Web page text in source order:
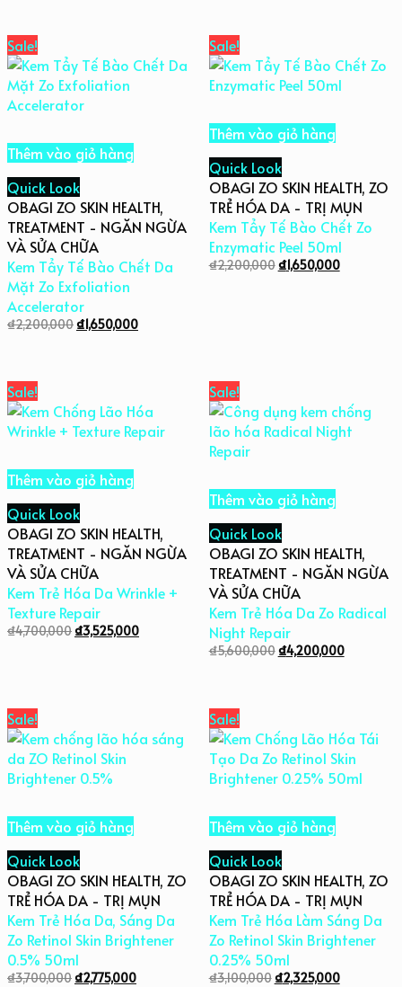
Sale!
Thêm vào giỏ hàng
Quick Look
OBAGI ZO SKIN HEALTH,
TREATMENT - NGĂN NGỪA
VÀ SỬA CHỮA
Kem Tẩy Tế Bào Chết Da
Mặt Zo Exfoliation
Accelerator
₫2,200,000₫1,650,000
Sale!
Thêm vào giỏ hàng
Quick Look
OBAGI ZO SKIN HEALTH, ZO
TRẺ HÓA DA - TRỊ MỤN
Kem Tẩy Tế Bào Chết Zo
Enzymatic Peel 50ml
₫2,200,000₫1,650,000
Sale!
Thêm vào giỏ hàng
Quick Look
OBAGI ZO SKIN HEALTH,
TREATMENT - NGĂN NGỪA
VÀ SỬA CHỮA
Kem Trẻ Hóa Da Wrinkle +
Texture Repair
₫4,700,000₫3,525,000
Sale!
Thêm vào giỏ hàng
Quick Look
OBAGI ZO SKIN HEALTH,
TREATMENT - NGĂN NGỪA
VÀ SỬA CHỮA
Kem Trẻ Hóa Da Zo Radical
Night Repair
₫5,600,000₫4,200,000
Sale!
Thêm vào giỏ hàng
Quick Look
OBAGI ZO SKIN HEALTH, ZO
TRẺ HÓA DA - TRỊ MỤN
Kem Trẻ Hóa Da, Sáng Da
Zo Retinol Skin Brightener
0.5% 50ml
₫3,700,000₫2,775,000
Sale!
Thêm vào giỏ hàng
Quick Look
OBAGI ZO SKIN HEALTH, ZO
TRẺ HÓA DA - TRỊ MỤN
Kem Trẻ Hóa Làm Sáng Da
Zo Retinol Skin Brightener
0.25% 50ml
₫3,100,000₫2,325,000